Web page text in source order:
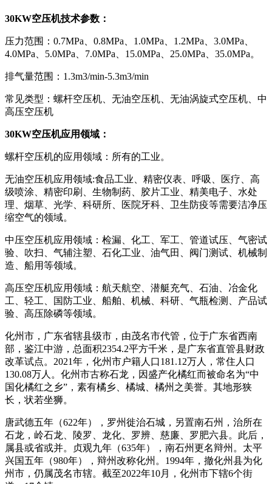
30KW空压机技术参数：
压力范围：0.7MPa、0.8MPa、1.0MPa、1.2MPa、3.0MPa、
4.0MPa、5.0MPa、7.0MPa、15.0MPa、25.0MPa、35.0MPa。
排气量范围：1.3m3/min-5.3m3/min
常见类型：螺杆空压机、无油空压机、无油涡旋式空压机、中
高压空压机
30KW空压机应用领域：
螺杆空压机的应用领域：所有的工业。
无油空压机应用领域:食品工业、精密仪表、呼吸、医疗、高
级喷涂、精密印刷、生物制药、胶片工业、精美电子、水处
理、烟草、光学、科研所、医院牙科、卫生防疫等需要洁净压
缩空气的领域。
中压空压机应用领域：检漏、化工、军工、管道试压、气密试
验、吹扫、气辅注塑、石化工业、油气田、阀门测试、机械制
造、船用等领域。
高压空压机应用领域：航天航空、潜艇充气、石油、冶金化
工、轻工、国防工业、船舶、机械、科研、气瓶检测、产品试
验、高压除磷等领域。
化州市，广东省辖县级市，由茂名市代管，位于广东省西南
部，鉴江中游，总面积2354.2平方千米，是广东省直管县财政
改革试点。2021年，化州市户籍人口181.12万人，常住人口
130.08万人。化州市古称石龙，因盛产化橘红而被命名为“中
国化橘红之乡”，素有橘乡、橘城、橘州之美誉。其地形狭
长，状若坐狮。
唐武德五年（622年），罗州徙治石城，另置南石州，治所在
石龙，岭石龙、陵罗、龙化、罗辨、慈廉、罗肥六县。此后，
属县或省或并。贞观九年（635年），南石州更名辩州。太平
兴国五年（980年），辩州改称化州。1994年，撤化州县为化
州市，仍属茂名市辖。截至2022年10月，化州市下辖6个街